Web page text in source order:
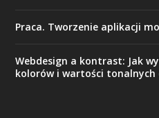
Praca. Tworzenie aplikacji
Webdesign a kontrast: Jak
kolorów i wartości tonalnych